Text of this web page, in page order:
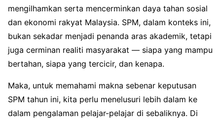
mengilhamkan serta mencerminkan daya tahan sosial
dan ekonomi rakyat Malaysia. SPM, dalam konteks ini,
bukan sekadar menjadi penanda aras akademik, tetapi
juga cerminan realiti masyarakat — siapa yang mampu
bertahan, siapa yang tercicir, dan kenapa.
Maka, untuk memahami makna sebenar keputusan
SPM tahun ini, kita perlu menelusuri lebih dalam ke
dalam pengalaman pelajar-pelajar di sebaliknya. Di